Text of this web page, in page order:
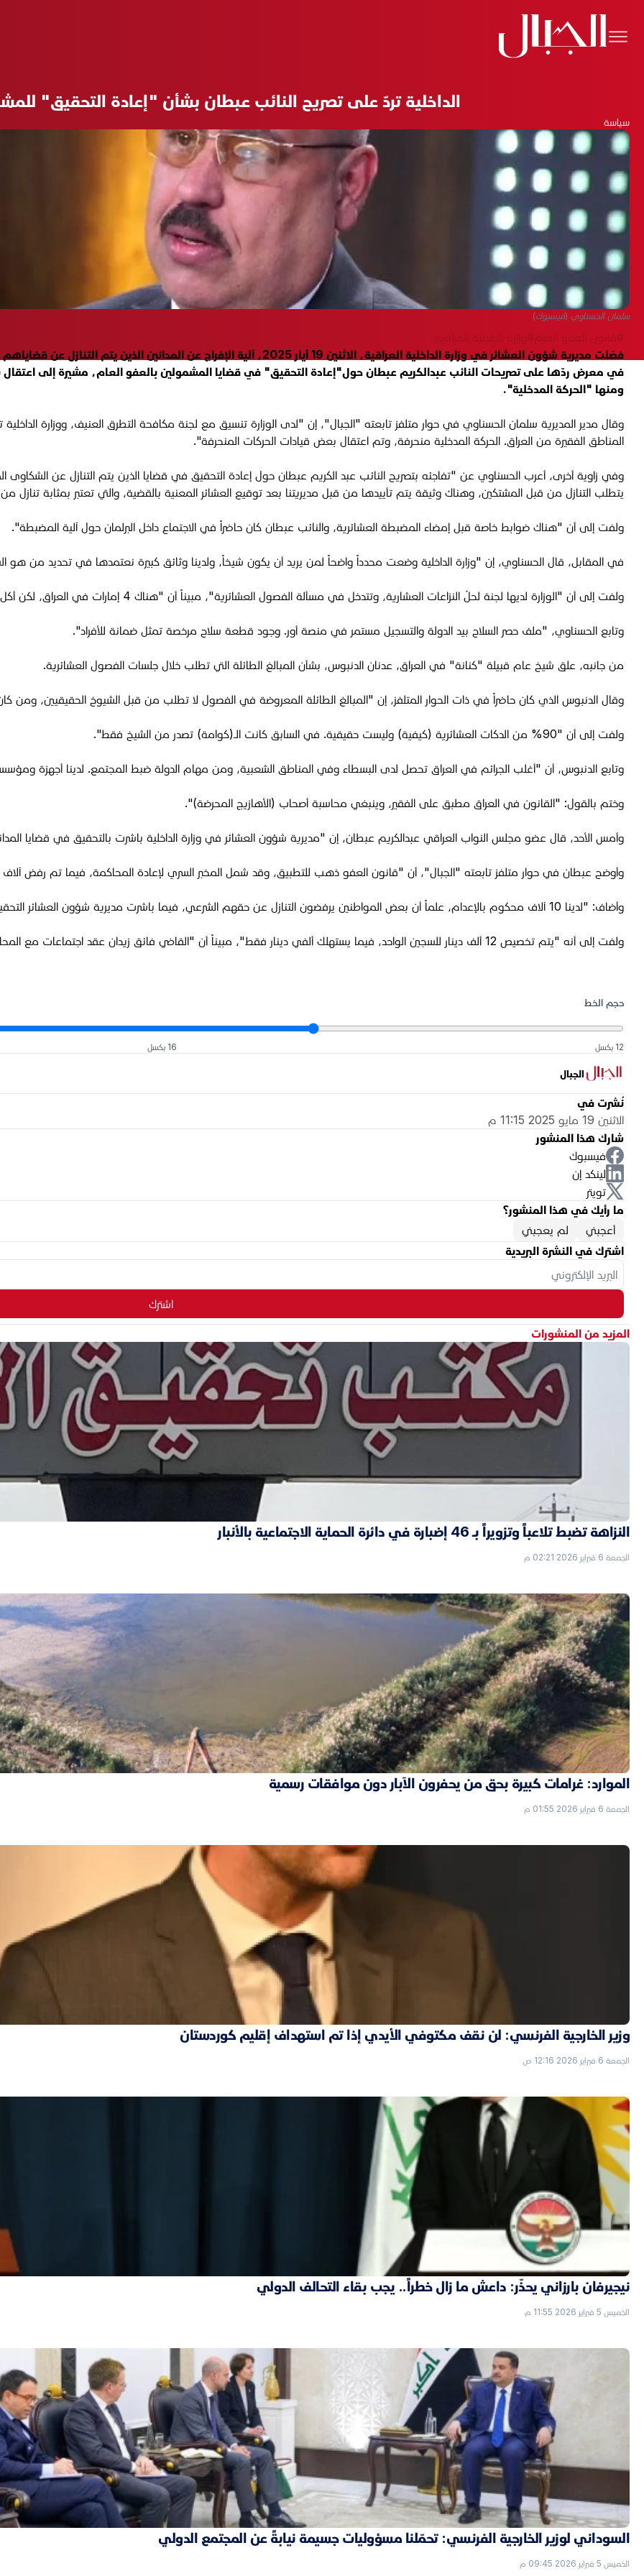
الداخلية تردّ على تصريح النائب عبطان بشأن "إعادة التحقيق"
سياسة
سلمان الحسناوي (فيسبوك)
#قانون العفو العام#وزارة الداخلية العراقية
فصّلت مديرية شؤون العشائر في وزارة الداخلية العراقية، الاثنين 19 أيار 2025، آلية
في معرض ردّها على تصريحات النائب عبدالكريم عبطان حول"إعادة التحقيق" في قضايا المشمولين بالعفو العام، مشيرة إلى اعتقال
ومنها "الحركة المدخلية".
وقال مدير المديرية سلمان الحسناوي في حوار متلفز تابعته "الجبال"، إن "لدى الوزارة تنسيق مع لجنة مكافحة التطرق العنيف، ووزارة
المناطق الفقيرة من العراق. الحركة المدخلية منحرفة، وتم اعتقال بعض قيادات الحركات المنحرفة".
وفي زاوية أخرى، أعرب الحسناوي عن "تفاجئه بتصريح النائب عبد الكريم عبطان حول إعادة التحقيق في قضايا الذين يتم التنازل عن
يتطلب التنازل من قبل المشتكين، وهناك وثيقة يتم تأييدها من قبل مديريتنا بعد توقيع العشائر المعنية بالقضية، والتي تعتبر بمثابة
ولفت إلى أن "هناك ضوابط خاصة قبل إمضاء المضبطة العشائرية، والنائب عبطان كان حاضراً في الاجتماع داخل البرلمان حول آلية المضبطة".
في المقابل، قال الحسناوي، إن "وزارة الداخلية وضعت محدداً واضحاً لمن يريد أن يكون شيخاً، ولدينا وثائق كبيرة نعتمدها في تحديد من هو
ولفت إلى أن "الوزارة لديها لجنة لحلّ النزاعات العشارية، وتتدخل في مسألة الفصول العشائرية"، مبيناً أن "هناك 4 إمارات في العراق، لكن أكل الدهر عليها وشرب".
وتابع الحسناوي، "ملف حصر السلاح بيد الدولة والتسجيل مستمر في منصة أور. وجود قطعة سلاح مرخصة تمثل ضمانة للأفراد".
من جانبه، علق شيخ عام قبيلة "كنانة" في العراق، عدنان الدنبوس، بشأن المبالغ الطائلة التي تطلب خلال جلسات الفصول العشائرية.
وقال الدنبوس الذي كان حاضراً في ذات الحوار المتلفز، إن "المبالغ الطائلة المعروضة في الفصول لا تطلب من قبل الشيوخ الحقيقيين، ومن كان شيخ عشيرة قبل
ولفت إلى أن "90% من الدكات العشائرية (كيفية) وليست حقيقية. في السابق كانت الـ(كوامة) تصدر من الشيخ فقط".
وتابع الدنبوس، أن "أغلب الجرائم في العراق تحصل لدى البسطاء وفي المناطق الشعبية، ومن مهام الدولة ضبط المجتمع. لدينا أجهزة
وختم بالقول: "القانون في العراق مطبق على الفقير، وينبغي محاسبة أصحاب (الأهازيج المحرضة)".
وأمس الأحد، قال عضو مجلس النواب العراقي عبدالكريم عبطان، إن "مديرية شؤون العشائر في وزارة الداخلية باشرت بالتحقيق في قضايا
وأوضح عبطان في حوار متلفز تابعته "الجبال"، أن "قانون العفو ذهب للتطبيق، وقد شمل المخبر السري لإعادة المحاكمة، فيما تم رفض آلاف
وأضاف: "لدينا 10 آلاف محكوم بالإعدام، علماً أن بعض المواطنين يرفضون التنازل عن حقهم الشرعي، فيما باشرت مديرية شؤون العشائر التحقيق في القضايا عند الطلب منها".
ولفت إلى أنه "يتم تخصيص 12 ألف دينار للسجين الواحد، فيما يستهلك ألفي دينار فقط"، مبيناً أن "القاضي فائق زيدان عقد اجتماعات مع المحاكم لتسهيل الإجراءات الخاصة بالعفو العام".
حجم الخط
12 بكسل 16 بكسل
الجبال
نُشرت في
الاثنين 19 مايو 2025 11:15 م
شارك هذا المنشور
فيسبوك
لينكد إن
تويتر
ما رأيك في هذا المنشور؟
أعجبني
لم يعجبني
اشترك في النشرة البريدية
اشترك
المزيد من المنشورات
النزاهة تضبط تلاعباً وتزويراً بـ 46 إضبارة في دائرة الحماية الاجتماعية بالأنبار
الجمعة 6 فبراير 2026 02:21 م
الموارد: غرامات كبيرة بحق من يحفرون الآبار دون موافقات رسمية
الجمعة 6 فبراير 2026 01:55 م
وزير الخارجية الفرنسي: لن نقف مكتوفي الأيدي إذا تم استهداف إقليم كوردستان
الجمعة 6 فبراير 2026 12:16 ص
نيجيرفان بارزاني يحذّر: داعش ما زال خطراً.. يجب بقاء التحالف الدولي
الخميس 5 فبراير 2026 11:55 م
السوداني لوزير الخارجية الفرنسي: تحمّلنا مسؤوليات جسيمة نيابةً عن المجتمع الدولي
الخميس 5 فبراير 2026 09:45 م